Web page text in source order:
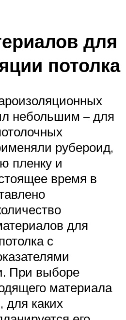
для
потолка
небольшим – для
рубероид,
пленку и
время в
для
с
При выборе
материала
для каких